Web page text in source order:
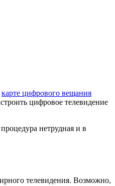
карте цифрового вещания
цифровое телевидение
нетрудная и в
телевидения. Возможно,